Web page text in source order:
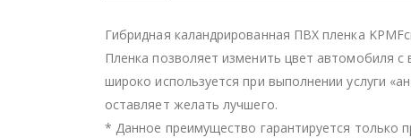
Гибридная каландрированная ПВХ пленка
Пленка позволяет изменить цвет автомобиля
широко используется при выполнении услуги
оставляет желать лучшего.
* Данное преимущество гарантируется только